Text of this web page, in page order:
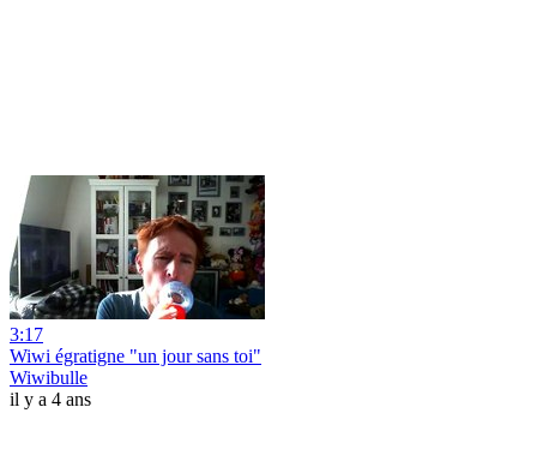
3:17
Wiwi égratigne "un jour sans toi"
Wiwibulle
il y a 4 ans